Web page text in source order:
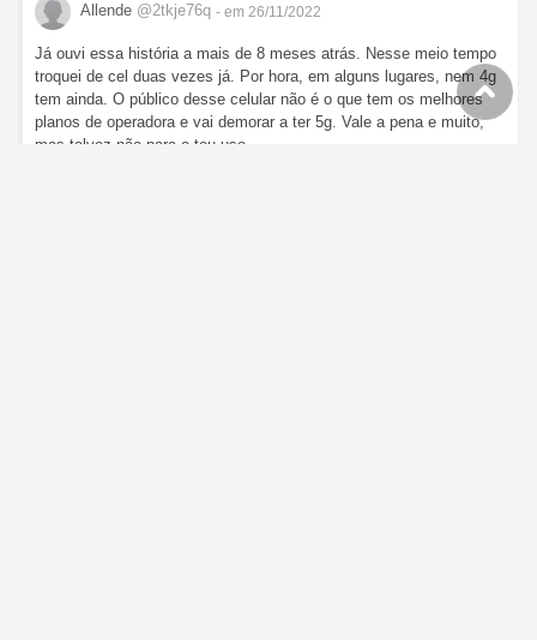
Allende @2tkje76q - em 26/11/2022
Já ouvi essa história a mais de 8 meses atrás. Nesse meio tempo
troquei de cel duas vezes já. Por hora, em alguns lugares, nem 4g
tem ainda. O público desse celular não é o que tem os melhores
planos de operadora e vai demorar a ter 5g. Vale a pena e muito,
mas talvez não para o teu uso.